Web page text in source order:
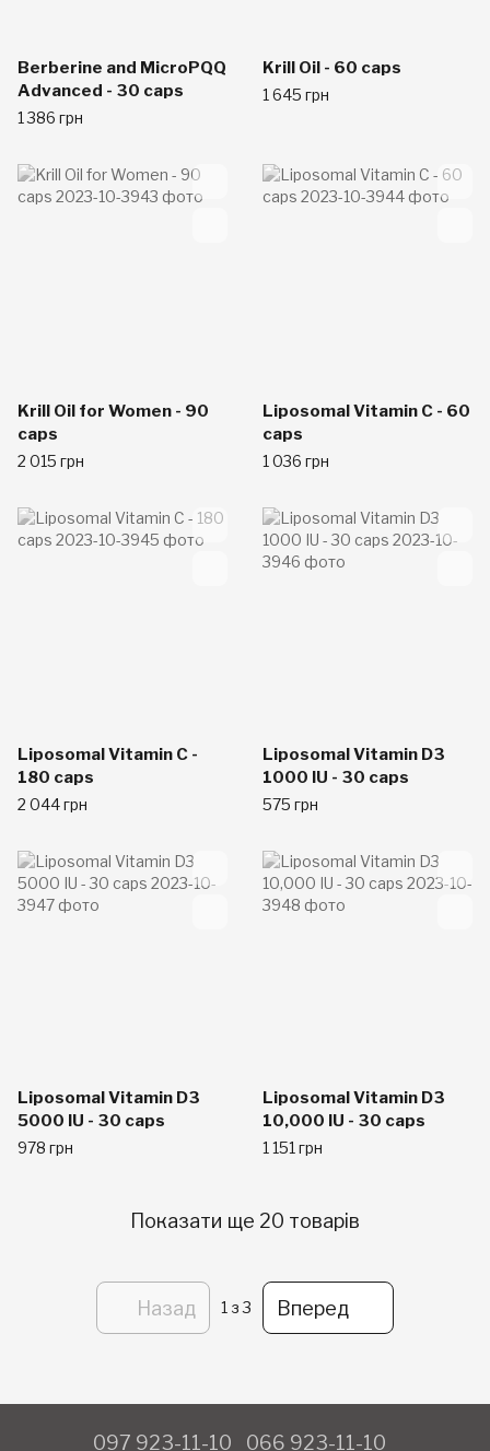
Berberine and MicroPQQ
Advanced - 30 caps
1 386 грн
Krill Oil - 60 caps
1 645 грн
Krill Oil for Women - 90
caps
2 015 грн
Liposomal Vitamin C - 60
caps
1 036 грн
Liposomal Vitamin C -
180 caps
2 044 грн
Liposomal Vitamin D3
1000 IU - 30 caps
575 грн
Liposomal Vitamin D3
5000 IU - 30 caps
978 грн
Liposomal Vitamin D3
10,000 IU - 30 caps
1 151 грн
Показати ще 20 товарів
Назад 1 з 3 Вперед
097 923-11-10 066 923-11-10